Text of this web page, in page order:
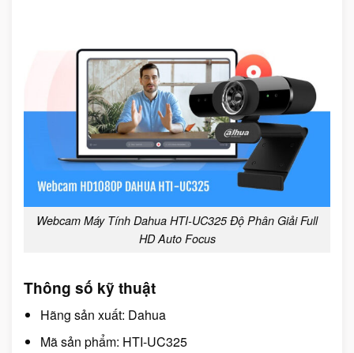
Webcam Máy Tính Dahua HTI-UC325 Độ Phân Giải Full
HD Auto Focus
Thông số kỹ thuật
Hãng sản xuất: Dahua
Mã sản phẩm: HTI-UC325